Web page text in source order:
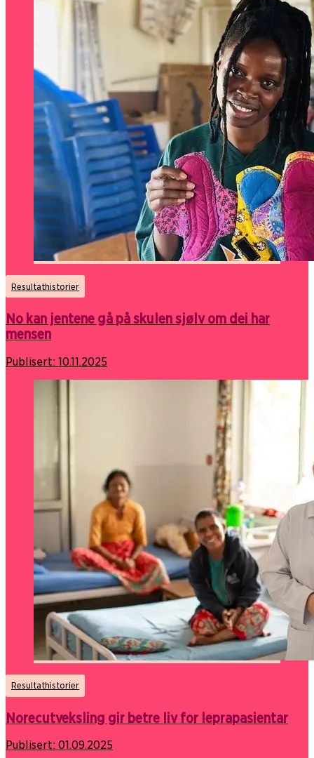
Resultathistorier
No kan jentene gå på skulen sjølv om dei har
mensen
Publisert: 10.11.2025
Resultathistorier
Norecutveksling gir betre liv for leprapasientar
Publisert: 01.09.2025